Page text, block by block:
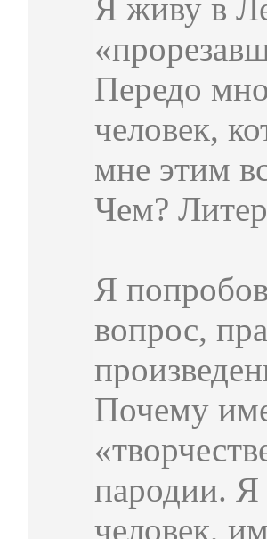
Я живу в
Передо
человек,
мне этим
Чем?
Я
вопрос,
Почему
пародии.
человек,